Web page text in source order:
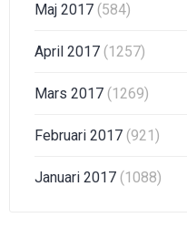
Maj 2017 (584)
April 2017 (1257)
Mars 2017 (1269)
Februari 2017 (921)
Januari 2017 (1088)